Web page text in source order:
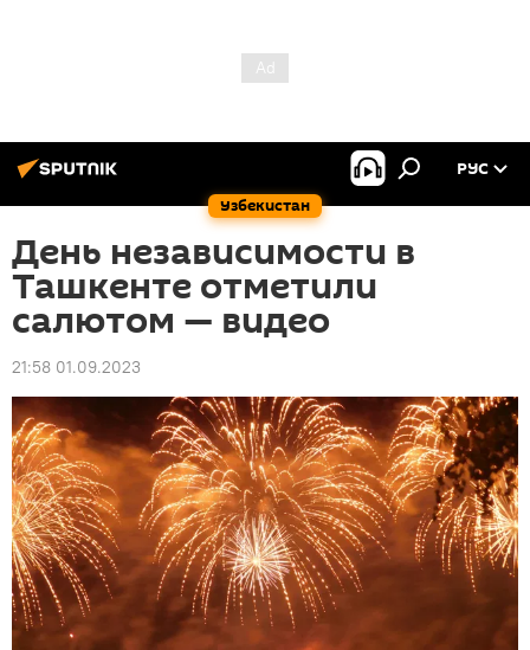
Узбекистан
РУС
День независимости в
Ташкенте отметили
салютом — видео
21:58 01.09.2023